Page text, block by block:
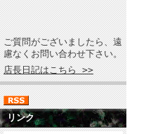
ご質問がございましたら、遠
慮なくお問い合わせ下さい。
店長日記はこちら >>
リンク